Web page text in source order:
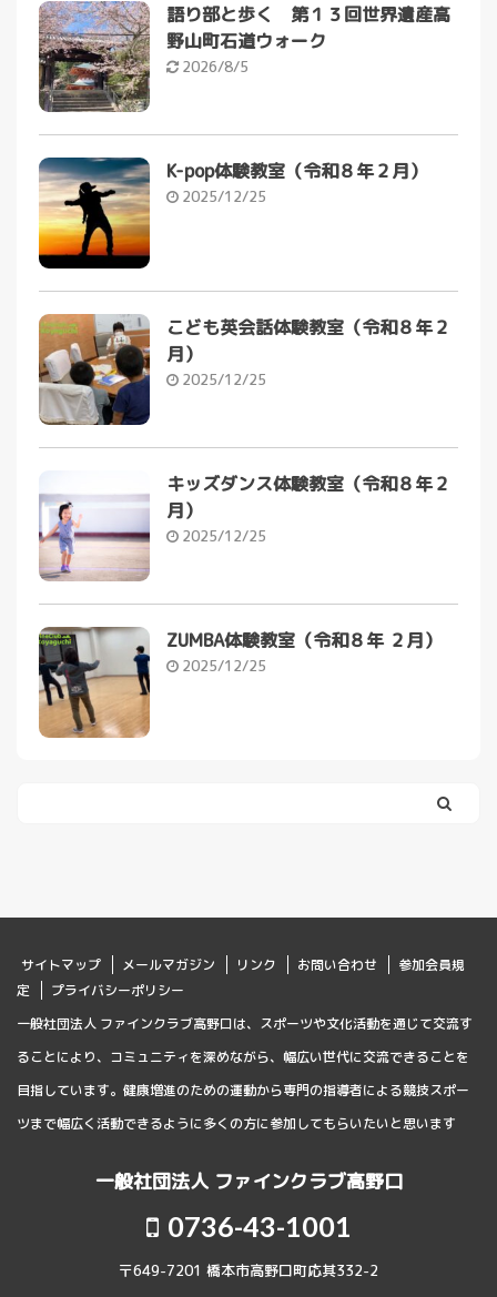
語り部と歩く 第１３回世界遺産高
野山町石道ウォーク
2026/8/5
K-pop体験教室（令和８年２月）
2025/12/25
こども英会話体験教室（令和８年２
月）
2025/12/25
キッズダンス体験教室（令和８年２
月）
2025/12/25
ZUMBA体験教室（令和８年 ２月）
2025/12/25
サイトマップ メールマガジン リンク お問い合わせ
参加会員規
定
プライバシーポリシー
一般社団法人 ファインクラブ高野口は、スポーツや文化活動を通じて交流す
ることにより、コミュニティを深めながら、幅広い世代に交流できることを
目指しています。健康増進のための運動から専門の指導者による競技スポー
ツまで幅広く活動できるように多くの方に参加してもらいたいと思います
一般社団法人 ファインクラブ高野口
0736-43-1001
〒649-7201 橋本市高野口町応其332-2